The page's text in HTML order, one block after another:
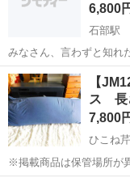
6,800
石部駅
みなさん、言わずと知れ
ズです。一年ほど前にク
クッションを購入しまし
が、それとは別に幾何学
滋賀 湖南市
【
ス 長
7,800
ひこね
※掲載商品は保管場所が
す。 ★お持ち帰り特価★ お持ち帰り特価につき無料配送サービスの対